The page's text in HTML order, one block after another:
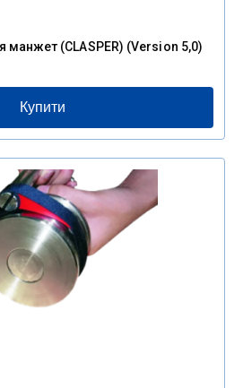
манжет (СLASPER) (Version 5,0)
Купити